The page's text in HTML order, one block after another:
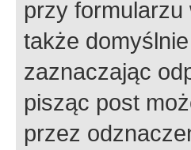
przy formularzu
także
zaznaczając
pisząc post
przez